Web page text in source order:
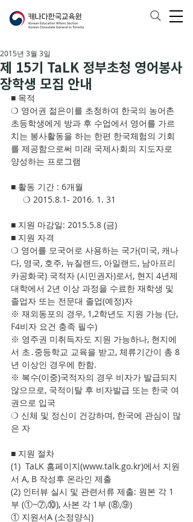
제 15기 TaLK 정부초청 영어봉사
장학생 모집 안내
2015년 3월 3일
■ 목적
❍ 영어권 젊은이를 초청하여 한국의 농어촌
초등학생에게 방과 후 수업에서 영어를 가르
치는 봉사활동을 하는 한편 한국체험의 기회
를 제공함으로써 미래 국제사회의 지도자로
양성하는 프로그램
■ 활동 기간 : 6개월
     ❍ 2015.8.1- 2016. 1. 31
■ 지원 마감일: 2015.5.8 (금)
■ 지원 자격
❍ 영어를 모국어로 사용하는 국가(미국, 캐나
다, 영국, 호주, 뉴질랜드, 아일랜드, 남아프리
카공화국) 국적자 (시민권자)로서, 현지 4년제
대학에서 2년 이상 과정을 수료한 재학생 및
졸업자 또는 전문대 졸업(예정)자
※ 재외동포의 경우, 1,2학년도 지원 가능 (단,
F4비자 요건 충족 필수)
※ 영주권 미취득자도 지원 가능하나, 현지에
서 초․중등학교 교육을 받고, 체류기간이 총 8
년 이상인 경우에 한함.
※ 복수(이중)국적자의 경우 비자가 발급되지
않으므로, 국적이탈 후 비자발급 또는 한국 여
권으로 입국
❍ 신체 및 정신이 건강하며, 한국에 관심이 많
은 자
■ 지원 절차
(1)  TaLK 홈페이지(www.talk.go.kr)에서 지원
서 A, B 작성후 온라인 제출
(2) 인터뷰 실시 및 관련서류 제출: 원본 각 1
부 (①~⑦,⑩), 사본 각 1부 (⑧,⑨)
① 지원서A (소정양식)